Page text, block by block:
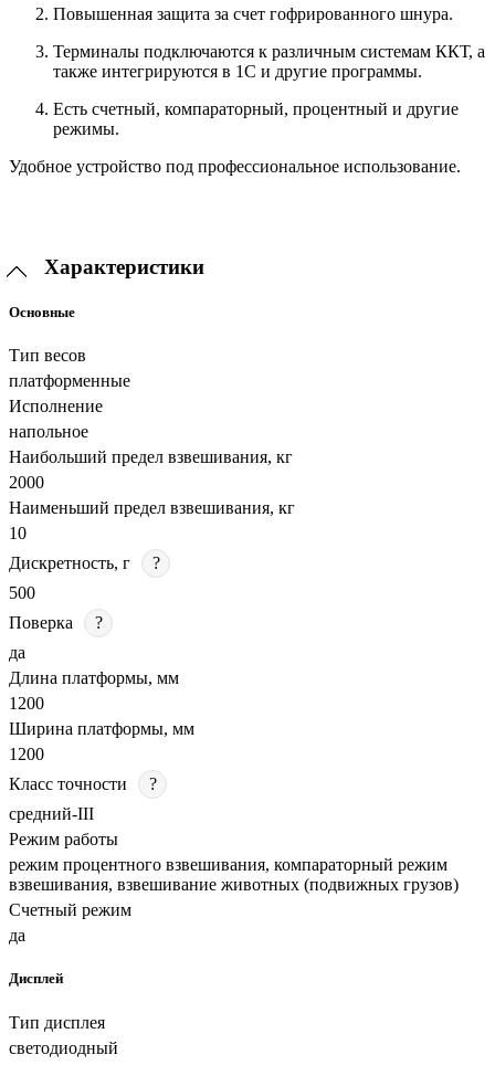
Повышенная защита за счет гофрированного шнура.
Терминалы подключаются к различным системам ККТ, а
также интегрируются в 1С и другие программы.
Есть счетный, компараторный, процентный и другие
режимы.
Удобное устройство под профессиональное использование.
Характеристики
Основные
Тип весов
платформенные
Исполнение
напольное
Наибольший предел взвешивания, кг
2000
Наименьший предел взвешивания, кг
10
Дискретность, г
?
500
Поверка
?
да
Длина платформы, мм
1200
Ширина платформы, мм
1200
Класс точности
?
средний-III
Режим работы
режим процентного взвешивания, компараторный режим
взвешивания, взвешивание животных (подвижных грузов)
Счетный режим
да
Дисплей
Тип дисплея
светодиодный